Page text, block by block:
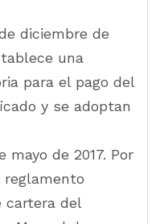
diciembre de
una
para el pago del
y se adoptan
mayo de 2017. Por
cartera del